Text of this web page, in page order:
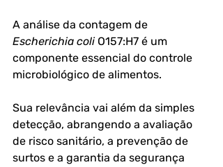
A análise da contagem de
Escherichia coli O157:H7 é um
componente essencial do controle
microbiológico de alimentos.
Sua relevância vai além da simples
detecção, abrangendo a avaliação
de risco sanitário, a prevenção de
surtos e a garantia da segurança